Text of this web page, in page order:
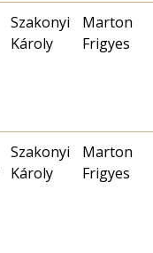
Szakonyi
Károly
Marton
Frigyes
Szakonyi
Károly
Marton
Frigyes